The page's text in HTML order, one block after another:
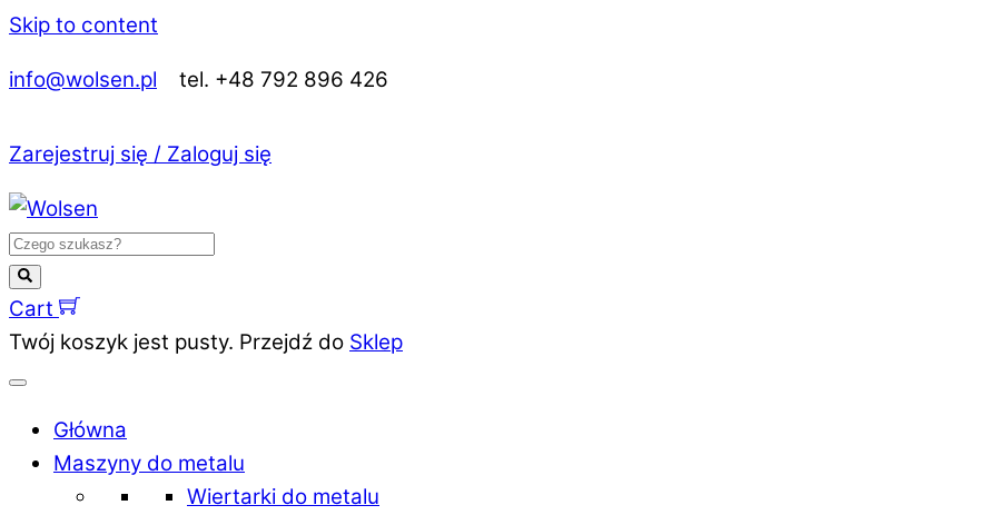
Skip to content
info@wolsen.pl tel. +48 792 896 426
Zarejestruj się / Zaloguj się
Cart
Twój koszyk jest pusty. Przejdź do Sklep
Główna
Maszyny do metalu
Wiertarki do metalu